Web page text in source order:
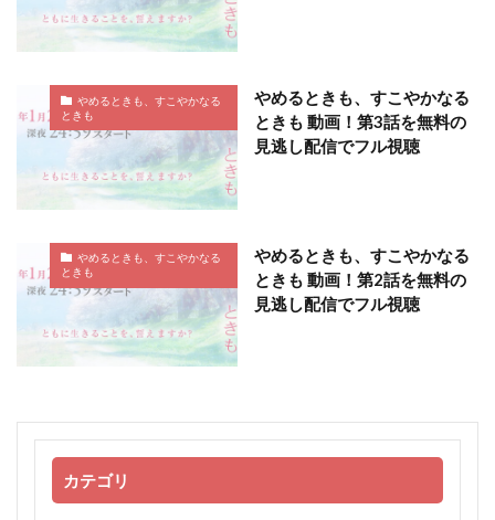
やめるときも、すこやかなる
ときも
やめるときも、すこやかなる
ときも 動画！第3話を無料の
見逃し配信でフル視聴
やめるときも、すこやかなる
ときも
やめるときも、すこやかなる
ときも 動画！第2話を無料の
見逃し配信でフル視聴
カテゴリ